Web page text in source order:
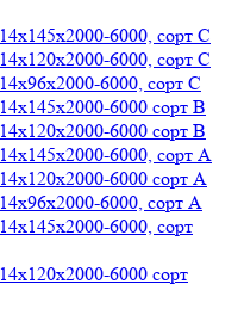
6000, сорт С
6000, сорт С
6000, сорт С
6000 сорт В
6000 сорт В
6000, сорт А
6000 сорт А
6000, сорт А
6000, сорт
6000 сорт